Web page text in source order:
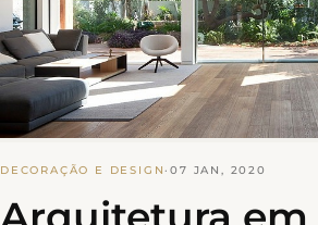
DECORAÇÃO E DESIGN·07 JAN, 2020